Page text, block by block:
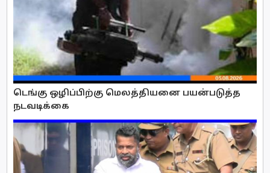
டெங்கு ஒழிப்பிற்கு மெலத்தியனை பயன்படுத்த
நடவடிக்கை